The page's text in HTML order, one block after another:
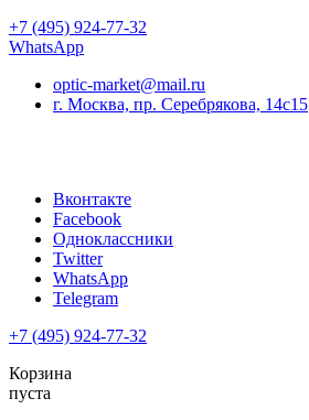
+7 (495) 924-77-32
WhatsApp
optic-market@mail.ru
г. Москва, пр. Серебрякова, 14с15
Вконтакте
Facebook
Одноклассники
Twitter
WhatsApp
Telegram
+7 (495) 924-77-32
Корзина
пуста